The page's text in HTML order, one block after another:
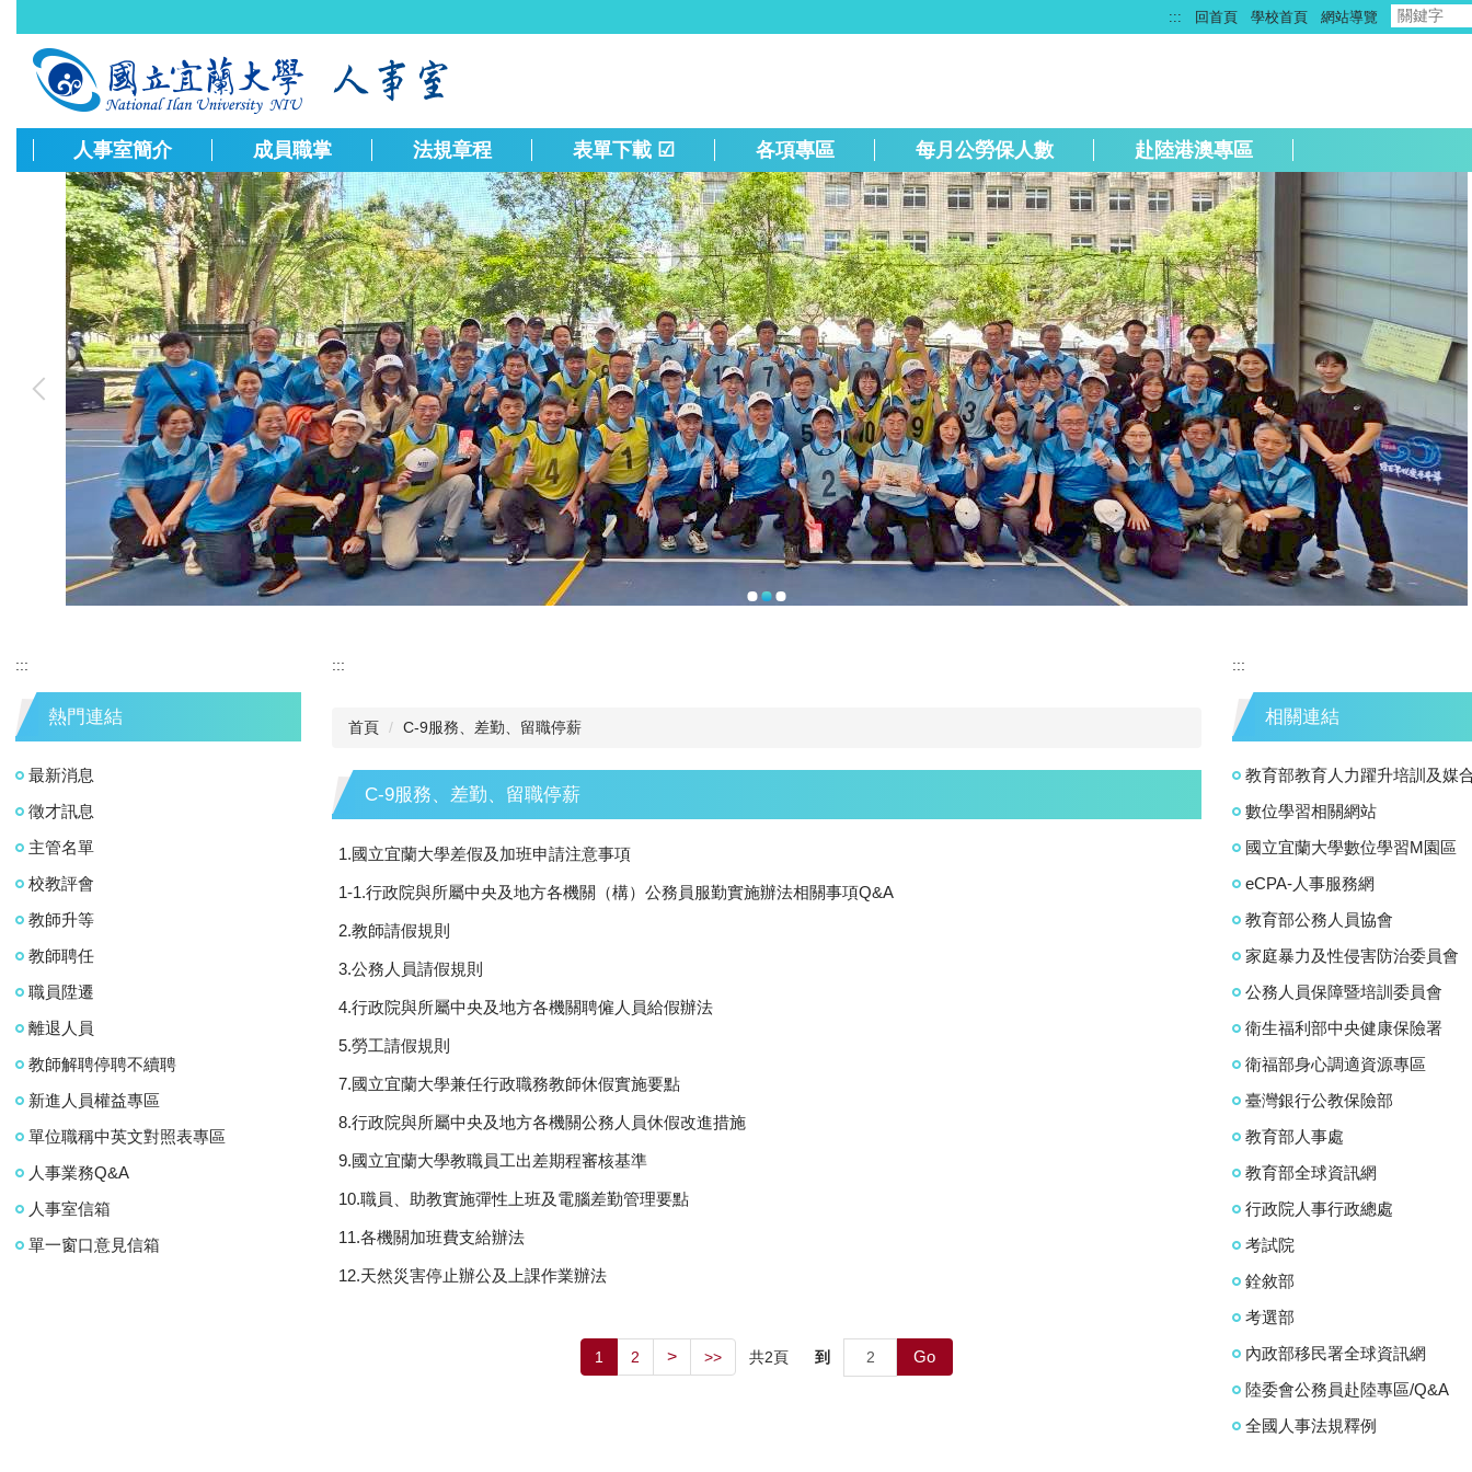
到
容
::: 回首頁 學校首頁 網站導覽
人事室簡介 成員職掌 法規章程 表單下載 ☑ 各項專區 每月公勞保人數 赴陸港澳專區
:::
熱門連結
最新消息
徵才訊息
主管名單
校教評會
教師升等
教師聘任
職員陞遷
離退人員
教師解聘停聘不續聘
新進人員權益專區
單位職稱中英文對照表專區
人事業務Q&A
人事室信箱
單一窗口意見信箱
:::
首頁 C-9服務、差勤、留職停薪
C-9服務、差勤、留職停薪
1.國立宜蘭大學差假及加班申請注意事項
1-1.行政院與所屬中央及地方各機關（構）公務員服勤實施辦法相關事項Q&A
2.教師請假規則
3.公務人員請假規則
4.行政院與所屬中央及地方各機關聘僱人員給假辦法
5.勞工請假規則
7.國立宜蘭大學兼任行政職務教師休假實施要點
8.行政院與所屬中央及地方各機關公務人員休假改進措施
9.國立宜蘭大學教職員工出差期程審核基準
10.職員、助教實施彈性上班及電腦差勤管理要點
11.各機關加班費支給辦法
12.天然災害停止辦公及上課作業辦法
1 2 > >> 共2頁 到 Go
:::
相關連結
教育部教育人力躍升培訓及媒
數位學習相關網站
國立宜蘭大學數位學習M園區
eCPA-人事服務網
教育部公務人員協會
家庭暴力及性侵害防治委員會
公務人員保障暨培訓委員會
衛生福利部中央健康保險署
衛福部身心調適資源專區
臺灣銀行公教保險部
教育部人事處
教育部全球資訊網
行政院人事行政總處
考試院
銓敘部
考選部
內政部移民署全球資訊網
陸委會公務員赴陸專區/Q&A
全國人事法規釋例